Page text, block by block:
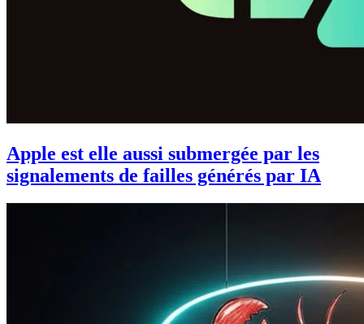
Apple est elle aussi submergée par les
signalements de failles générés par IA